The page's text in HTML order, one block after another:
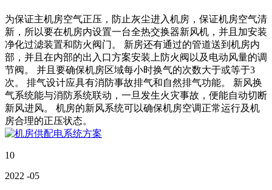
为保证主机房空气正压，防止灰尘进入机房，保证机房空气清
新，所以要在机房内设置一台全热交换器新风机，并且加安装
净化过滤装置和防火阀门。 新房还有通过的管道送到机房内
部，并且在内部的出入口方案安装上防火阀以及电动风量的调
节阀。 并且要确保机房区域每小时换气的次数大于或等于3
次。 排气设计应具有消防事故排气和自然排气功能。 新风换
气系统能与消防系统联动，一旦发生火灾事故，便能自动切断
新风进风。 机房的新风系统可以确保机房空调正常运行及机
房合理的正压状态。
10
2022 -05